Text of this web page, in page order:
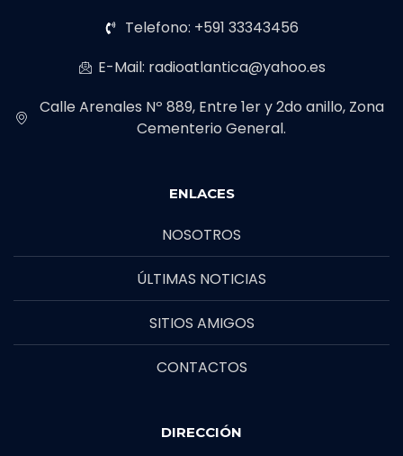
Telefono: +591 33343456
E-Mail: radioatlantica@yahoo.es
Calle Arenales Nº 889, Entre 1er y 2do anillo, Zona
Cementerio General.
ENLACES
NOSOTROS
ÚLTIMAS NOTICIAS
SITIOS AMIGOS
CONTACTOS
DIRECCIÓN